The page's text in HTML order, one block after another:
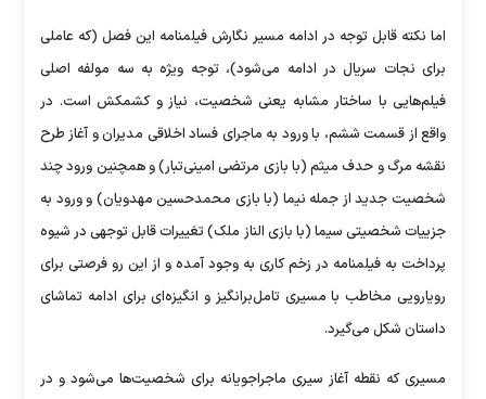
اما نکته قابل توجه در ادامه مسیر نگارش فیلمنامه این فصل (که عاملی
برای نجات سریال در ادامه می‌شود)، توجه ویژه به سه مولفه اصلی
فیلم‌هایی با ساختار مشابه یعنی شخصیت، نیاز و کشمکش است. در
واقع از قسمت ششم، با ورود به ماجرای فساد اخلاقی مدیران و آغاز طرح
نقشه مرگ و حدف میثم (با بازی مرتضی امینی‌تبار) و همچنین ورود چند
شخصیت جدید از جمله نیما (با بازی محمدحسین مهدویان) و ورود به
جزییات شخصیتی سیما (با بازی الناز ملک) تغییرات قابل توجهی در شیوه
پرداخت به فیلمنامه در زخم کاری به وجود آمده و از این رو فرصتی برای
رویارویی مخاطب با مسیری تامل‌برانگیز و انگیزه‌ای برای ادامه تماشای
داستان شکل می‌گیرد.
مسیری که نقطه آغاز سیری ماجراجویانه برای شخصیت‌ها می‌شود و در